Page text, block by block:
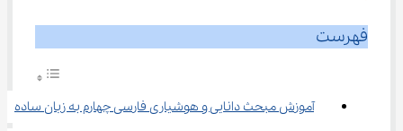
فهرست
آموزش مبحث دانایی و هوشیاری فارسی چهارم به زبان ساده